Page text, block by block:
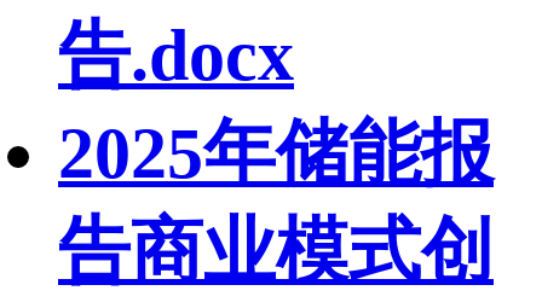
告.docx
2025年储能报
告商业模式创